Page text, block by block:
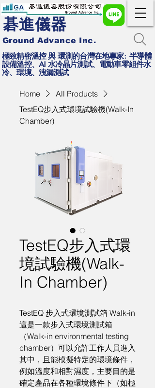
碁進儀器
極致精密溫控 與 環測的台灣在地專家: 半導體
設備溫控、AI 水冷晶片測試、電動車零組件水
冷、環境、洩漏測試
Ground Advance Inc.
Home
All Products
TestEQ步入式環境試驗機(Walk-In
Chamber)
TestEQ步入式環
境試驗機(Walk-
In Chamber)
TestEQ 步入式環境測試箱 Walk-in
這是一款步入式環境測試箱
（Walk-in environmental testing
chamber）可以允許工作人員進入
其中，且能模擬特定的環境條件，
例如溫度和相對濕度，主要目的是
確定產品在各種環境條件下（如極